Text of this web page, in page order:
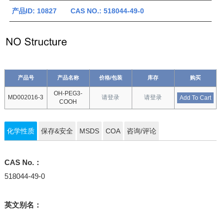
产品ID: 10827 CAS NO.: 518044-49-0
产品号 产品名称 价格/包装 库存 购买
MD002016-3
OH-PEG3-
COOH
请登录 请登录 Add To Cart
化学性质 保存&安全 MSDS COA 咨询/评论
CAS No.：
518044-49-0
英文别名：